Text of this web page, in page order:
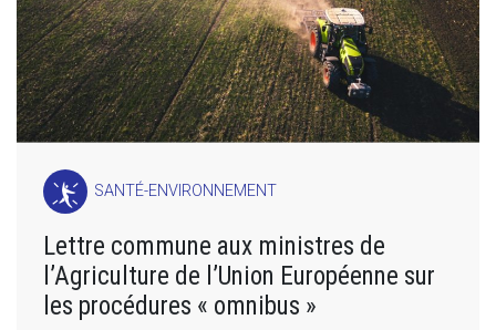
SANTÉ-ENVIRONNEMENT
Lettre commune aux ministres de
l’Agriculture de l’Union Européenne sur
les procédures « omnibus »